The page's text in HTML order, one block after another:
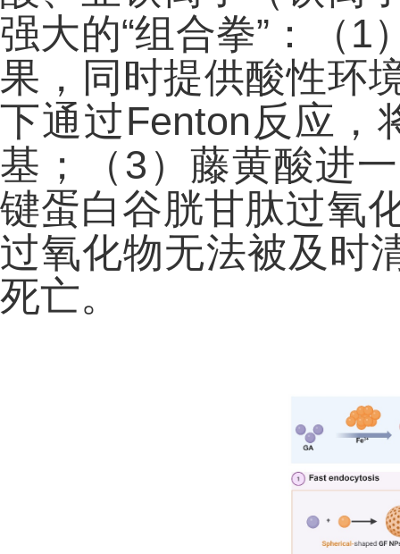
强大的“组合拳”：（
果，同时提供酸性环
下通过Fenton反应，
基；（3）藤黄酸进
键蛋白谷胱甘肽过氧
过氧化物无法被及时
死亡。